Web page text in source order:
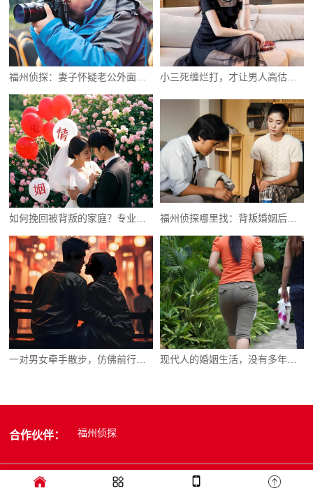
小三死缠烂打，才让男人高估自己被崇拜
福州侦探哪里找：背叛婚姻后还能挽回吗
一对男女牵手散步，仿佛前行却又没有目标 现代人的婚姻生活，没有多年前那样单纯了
合作伙伴： 福州侦探